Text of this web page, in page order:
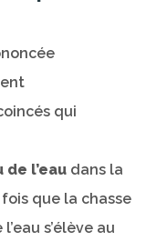
qui
l’eau dans la
que la chasse
s’élève au